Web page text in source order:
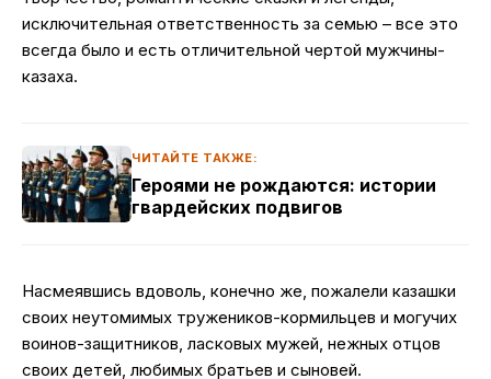
исключительная ответственность за семью – все это
всегда было и есть отличительной чертой мужчины-
казаха.
ЧИТАЙТЕ ТАКЖЕ:
Героями не рождаются: истории
гвардейских подвигов
Насмеявшись вдоволь, конечно же, пожалели казашки
своих неутомимых тружеников-кормильцев и могучих
воинов-защитников, ласковых мужей, нежных отцов
своих детей, любимых братьев и сыновей.